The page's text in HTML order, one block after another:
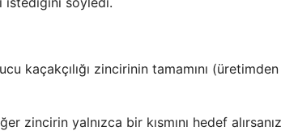
kaçakçılığı zincirinin tamamını (üretimden
zincirin yalnızca bir kısmını hedef alırsanız